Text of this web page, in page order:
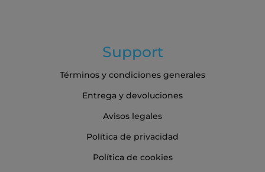
Support
Términos y condiciones generales
Entrega y devoluciones
Avisos legales
Política de privacidad
Política de cookies